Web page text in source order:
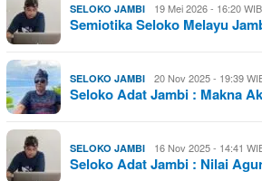
SELOKO JAMBI 19 Mei 2026 - 16:20 WIB
Semiotika Seloko Melayu
SELOKO JAMBI 20 Nov 2025 - 19:39
Seloko Adat Jambi : Makna
SELOKO JAMBI 16 Nov 2025 - 14:41
Seloko Adat Jambi : Nilai